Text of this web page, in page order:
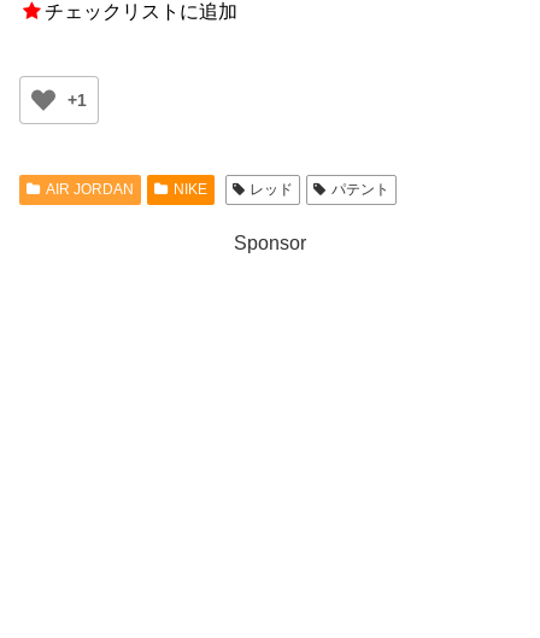
チェックリストに追加
+1
AIR JORDAN NIKE レッド パテント
Sponsor